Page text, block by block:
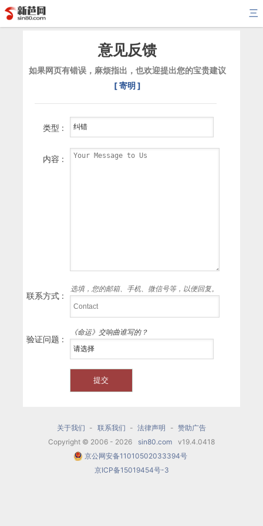
三
意见反馈
如果网页有错误，麻烦指出，也欢迎提出您的宝贵建议
[ 寄明 ]
类型 :
内容 :
联系方式 :
选填，您的邮箱、手机、微信号等，以便回复。
验证问题 :
《命运》交响曲谁写的？
关于我们 - 联系我们 - 法律声明 - 赞助广告
Copyright © 2006 - 2026
sin80.com
v19.4.0418
京公网安备11010502033394号
京ICP备15019454号-3